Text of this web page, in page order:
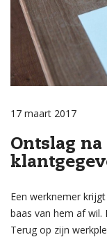
17 maart 2017
Ontslag
Een werknemer
baas van hem af
Terug op zijn